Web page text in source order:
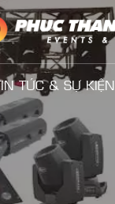
TỨC & SỰ KIỆN